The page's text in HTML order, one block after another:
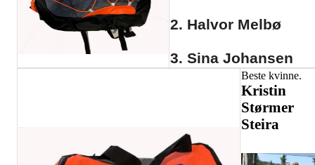
2. Halvor Melbø
3. Sina Johansen
Beste kvinne.
Kristin
Størmer
Steira